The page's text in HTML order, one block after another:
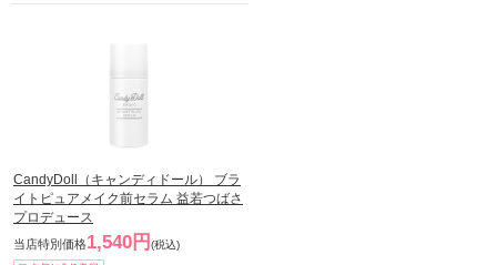
CandyDoll（キャンディドール） ブラ
イトピュアメイク前セラム 益若つばさ
プロデュース
当店特別価格1,540円 (税込)